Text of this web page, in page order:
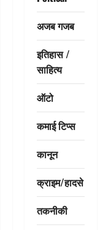
अजब गजब
इतिहास /
साहित्य
ऑटो
कमाई टिप्स
कानून
क्राइम/हादसे
तकनीकी